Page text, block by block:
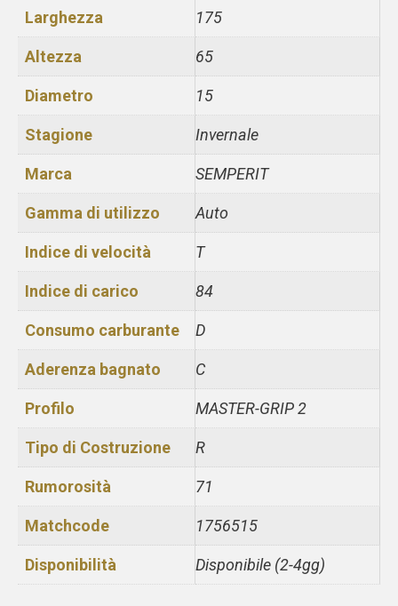
Larghezza 175
Altezza 65
Diametro 15
Stagione Invernale
Marca SEMPERIT
Gamma di utilizzo Auto
Indice di velocità T
Indice di carico 84
Consumo carburante D
Aderenza bagnato C
Profilo MASTER-GRIP 2
Tipo di Costruzione R
Rumorosità 71
Matchcode 1756515
Disponibilità Disponibile (2-4gg)